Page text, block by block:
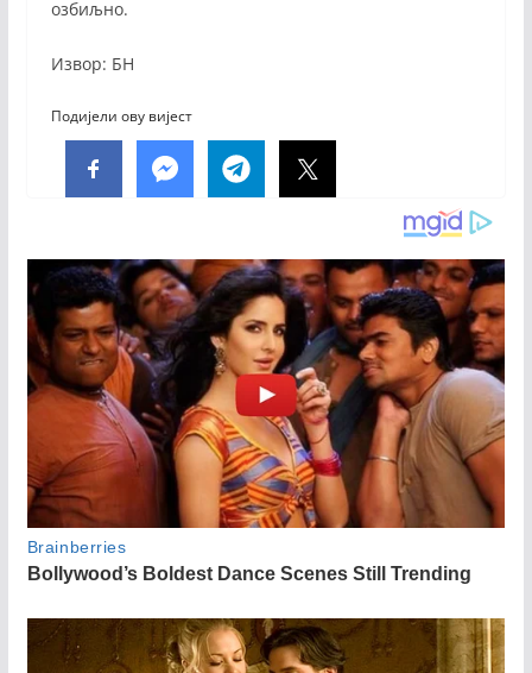
озбиљно.
Извор: БН
Подијели ову вијест